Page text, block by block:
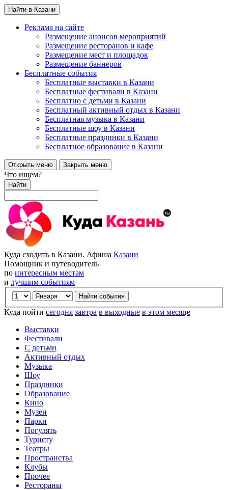
Найти в Казани
Реклама на сайте
Размещение анонсов мероприятий
Размещение ресторанов и кафе
Размещение мест и площадок
Размещение баннеров
Бесплатные события
Бесплатные выставки в Казани
Бесплатные фестивали в Казани
Бесплатно с детьми в Казани
Бесплатный активный отдых в Казани
Бесплатная музыка в Казани
Бесплатные шоу в Казани
Бесплатные праздники в Казани
Бесплатное образование в Казани
Открыть меню Закрыть меню
Что ищем?
Найти
Куда сходить в Казани. Афиша Казани
Помощник и путеводитель
по интересным местам
и лучшим событиям
Куда пойти сегодня завтра в выходные в этом месяце
Выставки
Фестивали
С детьми
Активный отдых
Музыка
Шоу
Праздники
Образование
Кино
Музеи
Парки
Погулять
Туристу
Театры
Пространства
Клубы
Прочее
Рестораны